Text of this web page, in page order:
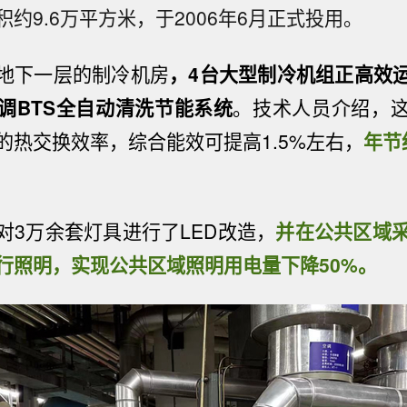
约9.6万平方米，于2006年6月正式投用。
下一层的制冷机房，4台大型制冷机组正高效
BTS全自动清洗节能系统。技术人员介绍，
热交换效率，综合能效可提高1.5%左右， 年
3万余套灯具进行了LED改造， 并在公共区域
照明，实现公共区域照明用电量下降50%。